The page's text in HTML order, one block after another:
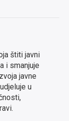
štiti javni
i smanjuje
javne
u